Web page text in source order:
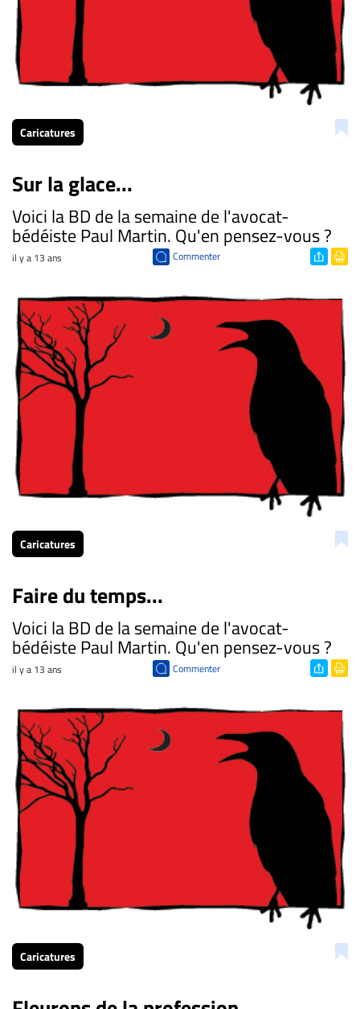
Caricatures
Sur la glace...
Voici la BD de la semaine de l'avocat-
bédéiste Paul Martin. Qu'en pensez-vous ?
il y a 13 ans Commenter
Caricatures
Faire du temps...
Voici la BD de la semaine de l'avocat-
bédéiste Paul Martin. Qu'en pensez-vous ?
il y a 13 ans Commenter
Caricatures